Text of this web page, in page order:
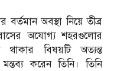
বর্তমান অবস্থা নিয়ে তীব্র
অযোগ্য শহরগুলোর
থাকার বিষয়টি অত্যন্ত
করেন তিনি। তিনি